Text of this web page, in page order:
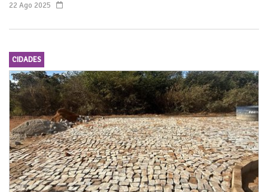
22 Ago 2025
CIDADES